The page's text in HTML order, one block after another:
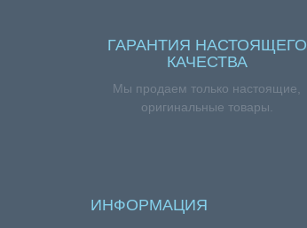
ГАРАНТИЯ НАСТОЯЩЕГО
КАЧЕСТВА
Мы продаем только настоящие,
оригинальные товары.
ИНФОРМАЦИЯ